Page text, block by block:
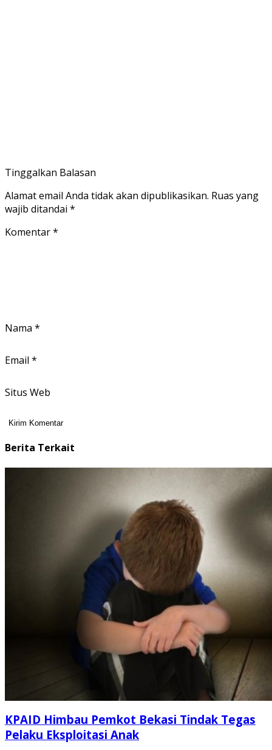
Tinggalkan Balasan
Alamat email Anda tidak akan dipublikasikan. Ruas yang
wajib ditandai *
Komentar*
Nama *
Email *
Situs Web
Berita Terkait
KPAID Himbau Pemkot Bekasi Tindak Tegas
Pelaku Eksploitasi Anak